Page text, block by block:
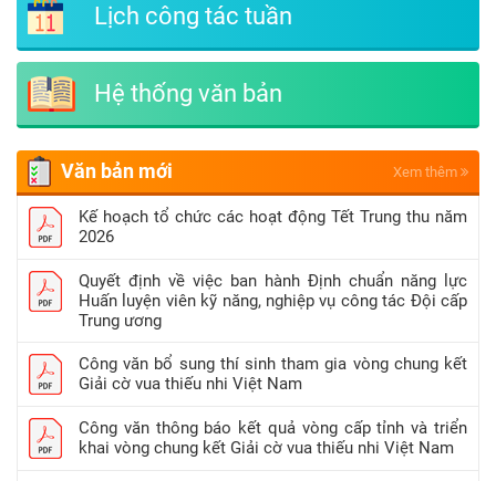
Lịch công tác tuần
Hệ thống văn bản
Văn bản mới Xem thêm
Kế hoạch tổ chức các hoạt động Tết Trung thu năm
2026
Quyết định về việc ban hành Định chuẩn năng lực
Huấn luyện viên kỹ năng, nghiệp vụ công tác Đội cấp
Trung ương
Công văn bổ sung thí sinh tham gia vòng chung kết
Giải cờ vua thiếu nhi Việt Nam
Công văn thông báo kết quả vòng cấp tỉnh và triển
khai vòng chung kết Giải cờ vua thiếu nhi Việt Nam